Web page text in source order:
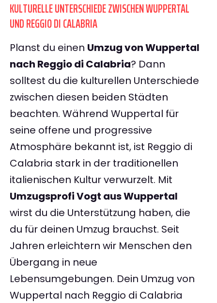
KULTURELLE UNTERSCHIEDE ZWISCHEN WUPPERTAL
UND REGGIO DI CALABRIA
Planst du einen Umzug von Wuppertal
nach Reggio di Calabria? Dann
solltest du die kulturellen Unterschiede
zwischen diesen beiden Städten
beachten. Während Wuppertal für
seine offene und progressive
Atmosphäre bekannt ist, ist Reggio di
Calabria stark in der traditionellen
italienischen Kultur verwurzelt. Mit
Umzugsprofi Vogt aus Wuppertal
wirst du die Unterstützung haben, die
du für deinen Umzug brauchst. Seit
Jahren erleichtern wir Menschen den
Übergang in neue
Lebensumgebungen. Dein Umzug von
Wuppertal nach Reggio di Calabria